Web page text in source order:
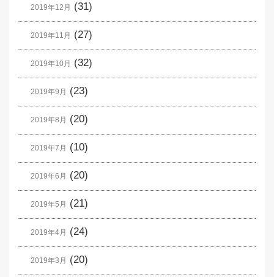
2019年12月 (31)
2019年11月 (27)
2019年10月 (32)
2019年9月 (23)
2019年8月 (20)
2019年7月 (10)
2019年6月 (20)
2019年5月 (21)
2019年4月 (24)
2019年3月 (20)